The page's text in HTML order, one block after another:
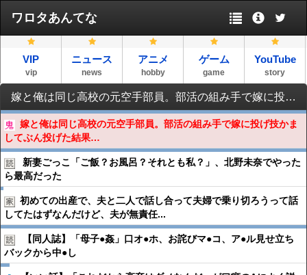
ワロタあんてな
VIP
vip
ニュース
news
アニメ
hobby
ゲーム
game
YouTube
story
嫁と俺は同じ高校の元空手部員。部活の組み手で嫁に投げ技かましてぶん投げた結果…
嫁と俺は同じ高校の元空手部員。部活の組み手で嫁に投げ技かま
してぶん投げた結果…
新妻ごっこ「ご飯？お風呂？それとも私？」、北野未奈でやった
ら最高だった
初めての出産で、夫と二人で話し合って夫婦で乗り切ろうって話
してたはずなんだけど、夫が無責任...
【同人誌】「母子●︎姦」口オ●︎ホ、お詫びマ●︎コ、ア●︎ル見せ立ち
バックから中●︎し